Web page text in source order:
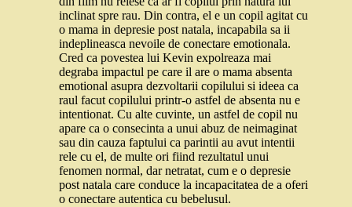
inclinat spre rau. Din contra, el e un copil agitat cu
o mama in depresie post natala, incapabila sa ii
indeplineasca nevoile de conectare emotionala.
Cred ca povestea lui Kevin expolreaza mai
degraba impactul pe care il are o mama absenta
emotional asupra dezvoltarii copilului si ideea ca
raul facut copilului printr-o astfel de absenta nu e
intentionat. Cu alte cuvinte, un astfel de copil nu
apare ca o consecinta a unui abuz de neimaginat
sau din cauza faptului ca parintii au avut intentii
rele cu el, de multe ori fiind rezultatul unui
fenomen normal, dar netratat, cum e o depresie
post natala care conduce la incapacitatea de a oferi
o conectare autentica cu bebelusul.